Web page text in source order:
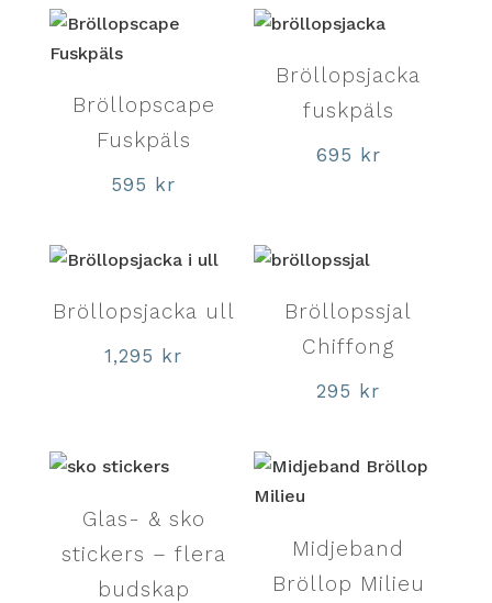
Bröllopscape
Fuskpäls
595 kr
Bröllopsjacka
fuskpäls
695 kr
Bröllopsjacka ull
1,295 kr
Bröllopssjal
Chiffong
295 kr
Glas- & sko
stickers – flera
budskap
Midjeband
Bröllop Milieu